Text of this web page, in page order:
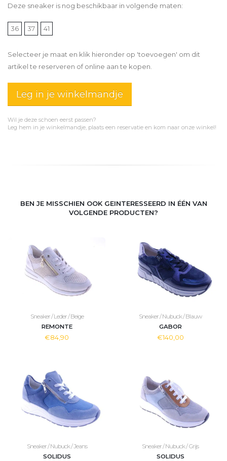
Deze sneaker is nog beschikbaar in volgende maten:
36 37 41
Selecteer je maat en klik hieronder op 'toevoegen' om dit
artikel te reserveren of online aan te kopen.
Leg in je winkelmandje
Wil je deze schoen eerst passen?
Leg hem in je winkelmandje, plaats een reservatie en kom naar onze winkel!
BEN JE MISSCHIEN OOK GEINTERESSEERD IN ÉÉN VAN
VOLGENDE PRODUCTEN?
Sneaker / Leder / Beige
REMONTE
€84,90
Sneaker / Nubuck / Blauw
GABOR
€140,00
Sneaker / Nubuck / Jeans
SOLIDUS
Sneaker / Nubuck / Grijs
SOLIDUS